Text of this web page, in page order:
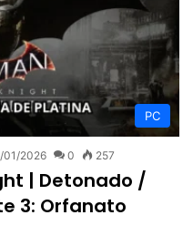
PC
01/2026 0 257
| Detonado /
3: Orfanato